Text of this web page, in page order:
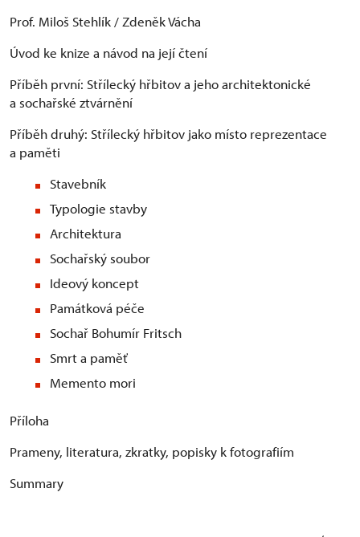
Prof. Miloš Stehlík / Zdeněk Vácha
Úvod ke knize a návod na její čtení
Příběh první: Střílecký hřbitov a jeho architektonické
a sochařské ztvárnění
Příběh druhý: Střílecký hřbitov jako místo reprezentace
a paměti
Stavebník
Typologie stavby
Architektura
Sochařský soubor
Ideový koncept
Památková péče
Sochař Bohumír Fritsch
Smrt a paměť
Memento mori
Příloha
Prameny, literatura, zkratky, popisky k fotografiím
Summary